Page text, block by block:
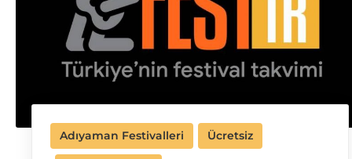
Adıyaman Festivalleri Ücretsiz